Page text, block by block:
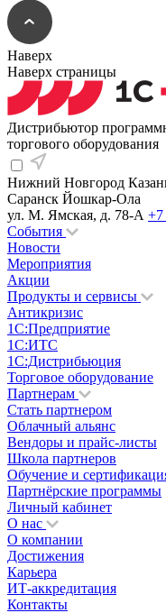
Наверх
Наверх страницы
Дистрибьютор
торгового оборудования
Нижний Новгород
Саранск Йошкар-Ола
ул. М. Ямская, д. 78-А +7
События
Новости
Мероприятия
Акции
Продукты и сервисы
Антикризис
1С:Предприятие
1С:ИТС
1С:Дистрибьюция
Торговое оборудование
Партнерам
Стать партнером
Облачный альянс
Вендоры и прайс-листы
Школа партнеров
Обучение и
Партнёрские программы
Личный кабинет
О нас
О компании
Достижения
Карьера
ИТ-аккредитация
Контакты